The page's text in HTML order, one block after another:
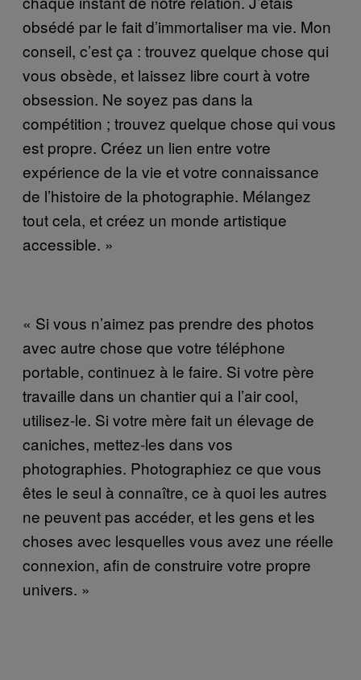
obsédé par le fait d’immortaliser ma vie. Mon
conseil, c’est ça : trouvez quelque chose qui
vous obsède, et laissez libre court à votre
obsession. Ne soyez pas dans la
compétition ; trouvez quelque chose qui vous
est propre. Créez un lien entre votre
expérience de la vie et votre connaissance
de l’histoire de la photographie. Mélangez
tout cela, et créez un monde artistique
accessible. »
« Si vous n’aimez pas prendre des photos
avec autre chose que votre téléphone
portable, continuez à le faire. Si votre père
travaille dans un chantier qui a l’air cool,
utilisez-le. Si votre mère fait un élevage de
caniches, mettez-les dans vos
photographies. Photographiez ce que vous
êtes le seul à connaître, ce à quoi les autres
ne peuvent pas accéder, et les gens et les
choses avec lesquelles vous avez une réelle
connexion, afin de construire votre propre
univers. »